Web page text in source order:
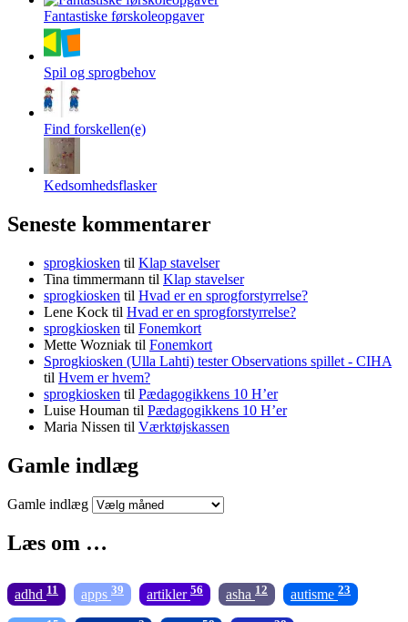
Fantastiske førskoleopgaver
Spil og sprogbehov
Find forskellen(e)
Kedsomhedsflasker
Seneste kommentarer
sprogkiosken til Klap stavelser
Tina timmermann til Klap stavelser
sprogkiosken til Hvad er en sprogforstyrrelse?
Lene Kock til Hvad er en sprogforstyrrelse?
sprogkiosken til Fonemkort
Mette Wozniak til Fonemkort
Sprogkiosken (Ulla Lahti) tester Observations spillet - CIHA
til Hvem er hvem?
sprogkiosken til Pædagogikkens 10 H’er
Luise Houman til Pædagogikkens 10 H’er
Maria Nissen til Værktøjskassen
Gamle indlæg
Gamle indlæg
Læs om …
adhd 11 apps 39 artikler 56 asha 12 autisme 23